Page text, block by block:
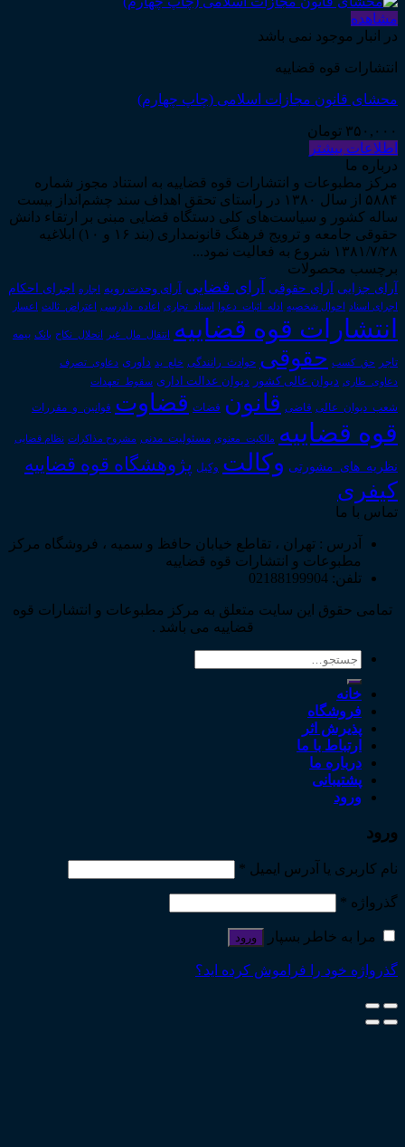
مشاهده
در انبار موجود نمی باشد
انتشارات قوه قضاییه
محشای قانون مجازات اسلامی (چاپ چهارم)
۳۵۰,۰۰۰ تومان
اطلاعات بیشتر
درباره ما
مرکز مطبوعات و انتشارات قوه قضاییه به استناد مجوز شماره
۵۸۸۴ از سال ۱۳۸۰ در راستای تحقق اهداف سند چشم‌انداز بیست
ساله کشور و سیاست‌های کلی دستگاه قضایی مبنی بر ارتقاء دانش
حقوقی جامعه و ترویج فرهنگ قانونمداری (بند ۱۶ و ۱۰) ابلاغیه
۱۳۸۱/۷/۲۸ شروع به فعالیت نمود...
برچسب محصولات
آرای جزایی آرای حقوقی آرای قضایی آرای وحدت رویه اجاره اجرای احکام
اجرای اسناد احوال شخصیه ادله_اثبات_دعوا اسناد_تجاری اعاده_دادرسی اعتراض_ثالث اعسار
انتشارات قوه قضاییه انتقال_مال_غیر انحلال_نکاح بانک بیمه
تاجر حق_کسب حقوقی حوادث_رانندگی خلع_ید داوری دعاوی_تصرف
دعاوی_طاری دیوان عالی کشور دیوان عدالت اداری سقوط_تعهدات
شعب_دیوان_عالی قاضی قانون قضات قضاوت قوانین_و_مقررات
قوه قضاییه مالکیت_معنوی مسئولیت_مدنی مشروح مذاکرات نظام قضایی
نظریه_های_مشورتی وکالت وکیل پژوهشگاه قوه قضاییه
کیفری
تماس با ما
آدرس : تهران ، تقاطع خیابان حافظ و سمیه ، فروشگاه مرکز
مطبوعات و انتشارات قوه قضاییه
تلفن: 02188199904
تمامی حقوق این سایت متعلق به مرکز مطبوعات و انتشارات قوه
قضاییه می باشد .
جستجو
خانه
فروشگاه
پذیرش اثر
ارتباط با ما
درباره ما
پشتیبانی
ورود
ورود
نام کاربری یا آدرس ایمیل *
گذرواژه *
مرا به خاطر بسپار ورود
گذرواژه خود را فراموش کرده اید؟